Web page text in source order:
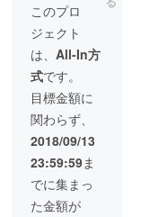
このプロ
ジェクト
は、 All-In方
式です。
目標金額に
関わらず、
2018/09/13
23:59:59ま
でに集まっ
た金額が